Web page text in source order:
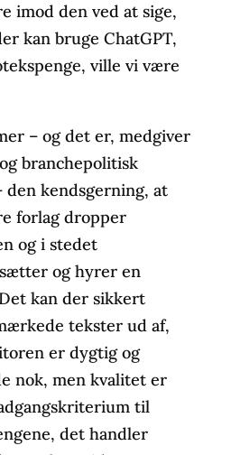
imod den ved at sige,
kan bruge ChatGPT,
ville vi være
– og det er, medgiver
branchepolitisk
den kendsgerning, at
forlag dropper
og i stedet
og hyrer en
kan der sikkert
tekster ud af,
er dygtig og
nok, men kvalitet er
til
det handler